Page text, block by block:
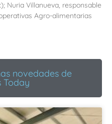
Nuria Villanueva, responsable
Agro-alimentarias
novedades de
Today